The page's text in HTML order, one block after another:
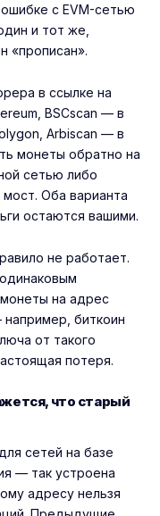
с EVM-сетью
и тот же,
«прописан».
в ссылке на
BSCscan — в
Arbiscan — в
монеты обратно на
сетью либо
Оба варианта
остаются вашими.
не работает.
на адрес
биткоин
от такого
потеря.
что старый
сетей на базе
— так устроена
адресу нельзя